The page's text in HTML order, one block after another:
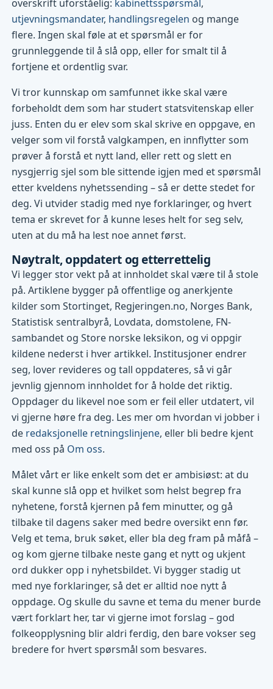
overskrift uforståelig: kabinettsspørsmål,
utjevningsmandater, handlingsregelen og mange
flere. Ingen skal føle at et spørsmål er for
grunnleggende til å slå opp, eller for smalt til å
fortjene et ordentlig svar.
Vi tror kunnskap om samfunnet ikke skal være
forbeholdt dem som har studert statsvitenskap eller
juss. Enten du er elev som skal skrive en oppgave, en
velger som vil forstå valgkampen, en innflytter som
prøver å forstå et nytt land, eller rett og slett en
nysgjerrig sjel som ble sittende igjen med et spørsmål
etter kveldens nyhetssending – så er dette stedet for
deg. Vi utvider stadig med nye forklaringer, og hvert
tema er skrevet for å kunne leses helt for seg selv,
uten at du må ha lest noe annet først.
Nøytralt, oppdatert og etterrettelig
Vi legger stor vekt på at innholdet skal være til å stole
på. Artiklene bygger på offentlige og anerkjente
kilder som Stortinget, Regjeringen.no, Norges Bank,
Statistisk sentralbyrå, Lovdata, domstolene, FN-
sambandet og Store norske leksikon, og vi oppgir
kildene nederst i hver artikkel. Institusjoner endrer
seg, lover revideres og tall oppdateres, så vi går
jevnlig gjennom innholdet for å holde det riktig.
Oppdager du likevel noe som er feil eller utdatert, vil
vi gjerne høre fra deg. Les mer om hvordan vi jobber i
de redaksjonelle retningslinjene, eller bli bedre kjent
med oss på Om oss.
Målet vårt er like enkelt som det er ambisiøst: at du
skal kunne slå opp et hvilket som helst begrep fra
nyhetene, forstå kjernen på fem minutter, og gå
tilbake til dagens saker med bedre oversikt enn før.
Velg et tema, bruk søket, eller bla deg fram på måfå –
og kom gjerne tilbake neste gang et nytt og ukjent
ord dukker opp i nyhetsbildet. Vi bygger stadig ut
med nye forklaringer, så det er alltid noe nytt å
oppdage. Og skulle du savne et tema du mener burde
vært forklart her, tar vi gjerne imot forslag – god
folkeopplysning blir aldri ferdig, den bare vokser seg
bredere for hvert spørsmål som besvares.